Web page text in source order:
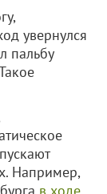
увернулся
пальбу
Например,